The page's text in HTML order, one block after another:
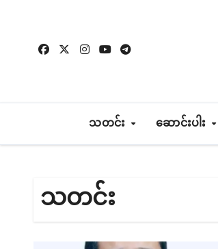
content
သတင်း ဆောင်းပါး
သတင်း